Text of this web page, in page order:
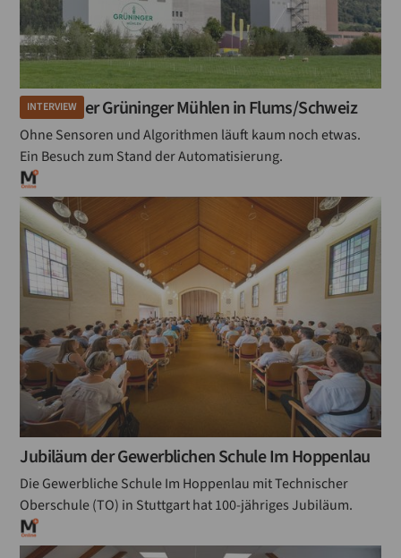
INTERVIEW
Besuch der Grüninger Mühlen in Flums/Schweiz
Ohne Sensoren und Algorithmen läuft kaum noch etwas.
Ein Besuch zum Stand der Automatisierung.
Jubiläum der Gewerblichen Schule Im Hoppenlau
Die Gewerbliche Schule Im Hoppenlau mit Technischer
Oberschule (TO) in Stuttgart hat 100-jähriges Jubiläum.